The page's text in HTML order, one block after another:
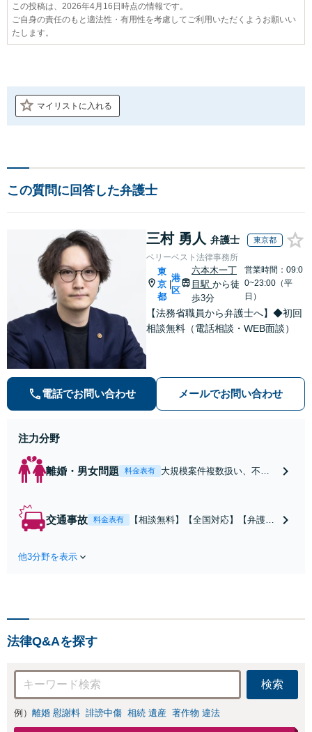
この投稿は、2026年4月16日時点の情報です。
ご自身の責任のもと適法性・有用性を考慮してご利用いただくようお願いい
たします。
マイリストに入れる
この質問に回答した弁護士
三村 勇人 弁護士 東京都
ベリーベスト法律事務所
東
京
都
港
区
六本木一丁
目駅 から徒
歩3分
営業時間：09:0
0~23:00（平
日）
【法務省職員から弁護士へ】◆初回
相談無料（電話相談・WEB面談）
電話でお問い合わせ メールでお問い合わせ
注力分野
離婚・男女問題 料金表有
大規模案件複数扱い、不貞
富
交通事故 料金表有
【相談無料】【全国対応】【弁護士
他3分野を表示
法律Q&Aを探す
検索
例） 離婚 慰謝料 誹謗中傷 相続 遺産 著作物 違法